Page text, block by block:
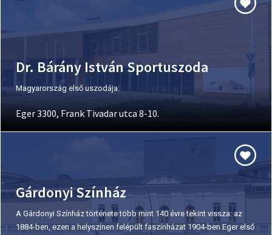
Dr. Bárány István Sportuszoda
Magyarország első uszodája.
Eger 3300, Frank Tivadar utca 8-10.
Gárdonyi Színház
A Gárdonyi Színház története több mint 140 évre tekint vissza: az
1884-ben, ezen a helyszínen felépült faszínházat 1904-ben Eger első